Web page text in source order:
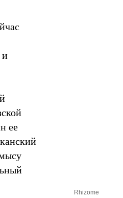
и
ее
Rhizome